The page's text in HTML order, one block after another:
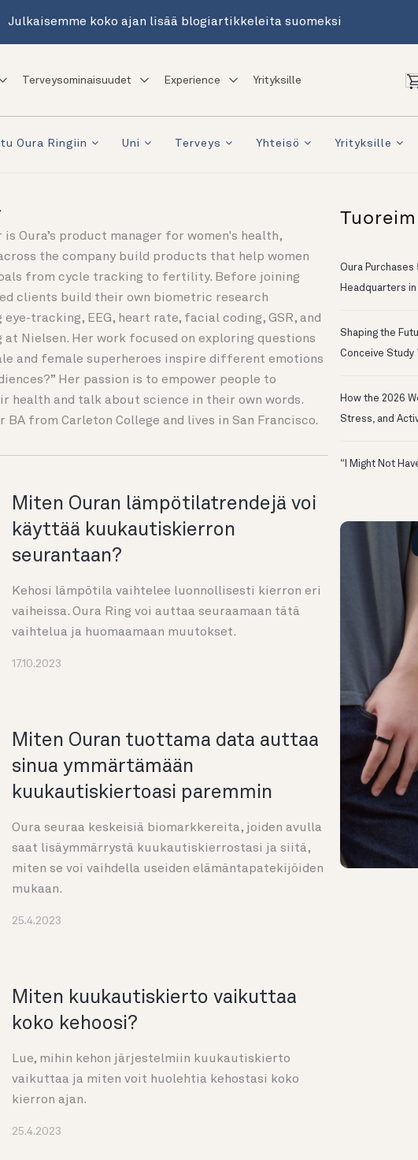
Julkaisemme koko ajan lisää blogiartikkeleita suomeksi
Terveysominaisuudet Experience Yrityksille
Oura Ringiin Uni Terveys Yhteisö Yrityksille
is Oura’s product manager for women's health,
the company build products that help women
from cycle tracking to fertility. Before joining
clients build their own biometric research
eye-tracking, EEG, heart rate, facial coding, GSR, and
Nielsen. Her work focused on exploring questions
and female superheroes inspire different emotions
Her passion is to empower people to
health and talk about science in their own words.
BA from Carleton College and lives in San Francisco.
Miten Ouran lämpötilatrendejä voi
käyttää kuukautiskierron
seurantaan?
Kehosi lämpötila vaihtelee luonnollisesti kierron eri
vaiheissa. Oura Ring voi auttaa seuraamaan tätä
vaihtelua ja huomaamaan muutokset.
17.10.2023
Miten Ouran tuottama data auttaa
sinua ymmärtämään
kuukautiskiertoasi paremmin
Oura seuraa keskeisiä biomarkkereita, joiden avulla
saat lisäymmärrystä kuukautiskierrostasi ja siitä,
miten se voi vaihdella useiden elämäntapatekijöiden
mukaan.
25.4.2023
Miten kuukautiskierto vaikuttaa
koko kehoosi?
Lue, mihin kehon järjestelmiin kuukautiskierto
vaikuttaa ja miten voit huolehtia kehostasi koko
kierron ajan.
25.4.2023
Oura Purchases
Headquarters
Shaping the
Conceive Study
How the 2026
Stress, and
“I Might Not